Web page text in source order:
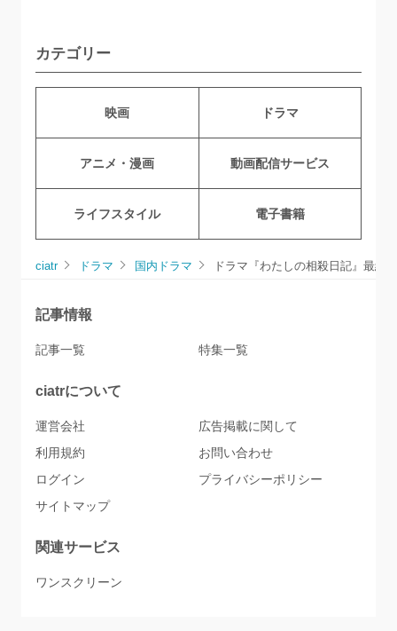
カテゴリー
映画 ドラマ
アニメ・漫画 動画配信サービス
ライフスタイル 電子書籍
ciatr ドラマ 国内ドラマ ドラマ『わたしの相殺日記』最終
記事情報
記事一覧 特集一覧
ciatrについて
運営会社
広告掲載に関して
利用規約
お問い合わせ
ログイン
プライバシーポリシー
サイトマップ
関連サービス
ワンスクリーン